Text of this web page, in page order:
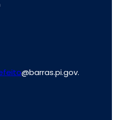
@barras.pi.gov.